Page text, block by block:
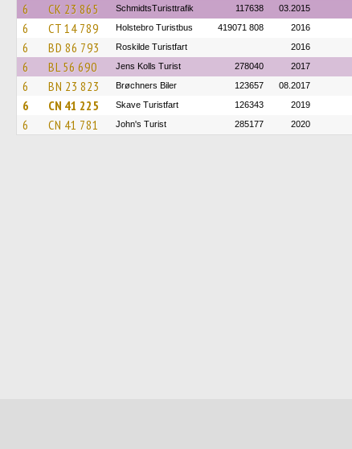
6 CK 23 865 SchmidtsTuristtrafik 117638 03.2015
6 CT 14 789 Holstebro Turistbus 419071 808 2016
6 BD 86 793 Roskilde Turistfart 2016
6 BL 56 690 Jens Kolls Turist 278040 2017
6 BN 23 823 Brøchners Biler 123657 08.2017
6 CN 41 225 Skave Turistfart 126343 2019
6 CN 41 781 John's Turist 285177 2020